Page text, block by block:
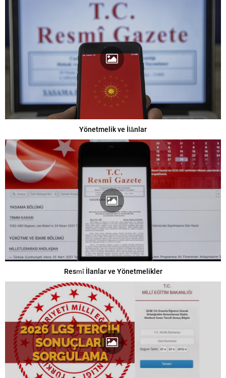
Yönetmelik ve İlânlar
Resmî İlanlar ve Yönetmelikler